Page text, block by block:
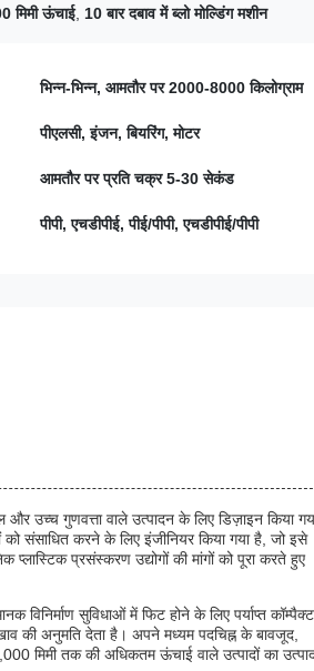
मिमी ऊंचाई, 10 बार दबाव में ब्लो मोल्डिंग मशीन
भिन्न-भिन्न, आमतौर पर 2000-8000 किलोग्राम
पीएलसी, इंजन, बियरिंग, मोटर
आमतौर पर प्रति चक्र 5-30 सेकंड
पीपी, एचडीपीई, पीई/पीपी, एचडीपीई/पीपी
उच्च गुणवत्ता वाले उत्पादन के लिए डिज़ाइन किया
को संसाधित करने के लिए इंजीनियर किया गया है, जो इसे
प्रसंस्करण उद्योगों की मांगों को पूरा करते हुए
विनिर्माण सुविधाओं में फिट होने के लिए पर्याप्त कॉम्पैक्ट
की अनुमति देता है। अपने मध्यम पदचिह्न के बावजूद,
मिमी तक की अधिकतम ऊंचाई वाले उत्पादों का